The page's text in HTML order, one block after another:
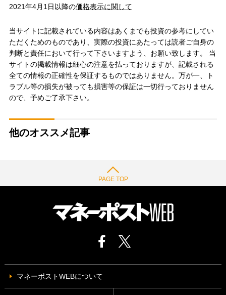
2021年4月1日以降の価格表示に関して
当サイトに記載されている内容はあくまでも投資の参考にしてい
ただくためのものであり、実際の投資にあたっては読者ご自身の
判断と責任において行って下さいますよう、お願い致します。 当
サイトの掲載情報は細心の注意を払っておりますが、記載される
全ての情報の正確性を保証するものではありません。万が一、ト
ラブル等の損失が被っても損害等の保証は一切行っておりません
ので、予めご了承下さい。
他のオススメ記事
PAGE TOP
マネーポストWEBについて